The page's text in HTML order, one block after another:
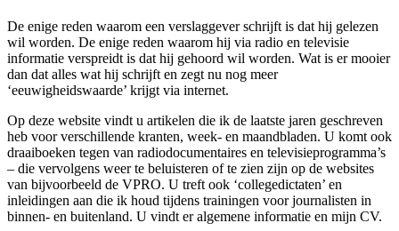
De enige reden waarom een verslaggever schrijft is dat hij gelezen
wil worden. De enige reden waarom hij via radio en televisie
informatie verspreidt is dat hij gehoord wil worden. Wat is er mooier
dan dat alles wat hij schrijft en zegt nu nog meer
‘eeuwigheidswaarde’ krijgt via internet.
Op deze website vindt u artikelen die ik de laatste jaren geschreven
heb voor verschillende kranten, week- en maandbladen. U komt ook
draaiboeken tegen van radiodocumentaires en televisieprogramma’s
– die vervolgens weer te beluisteren of te zien zijn op de websites
van bijvoorbeeld de VPRO. U treft ook ‘collegedictaten’ en
inleidingen aan die ik houd tijdens trainingen voor journalisten in
binnen- en buitenland. U vindt er algemene informatie en mijn CV.